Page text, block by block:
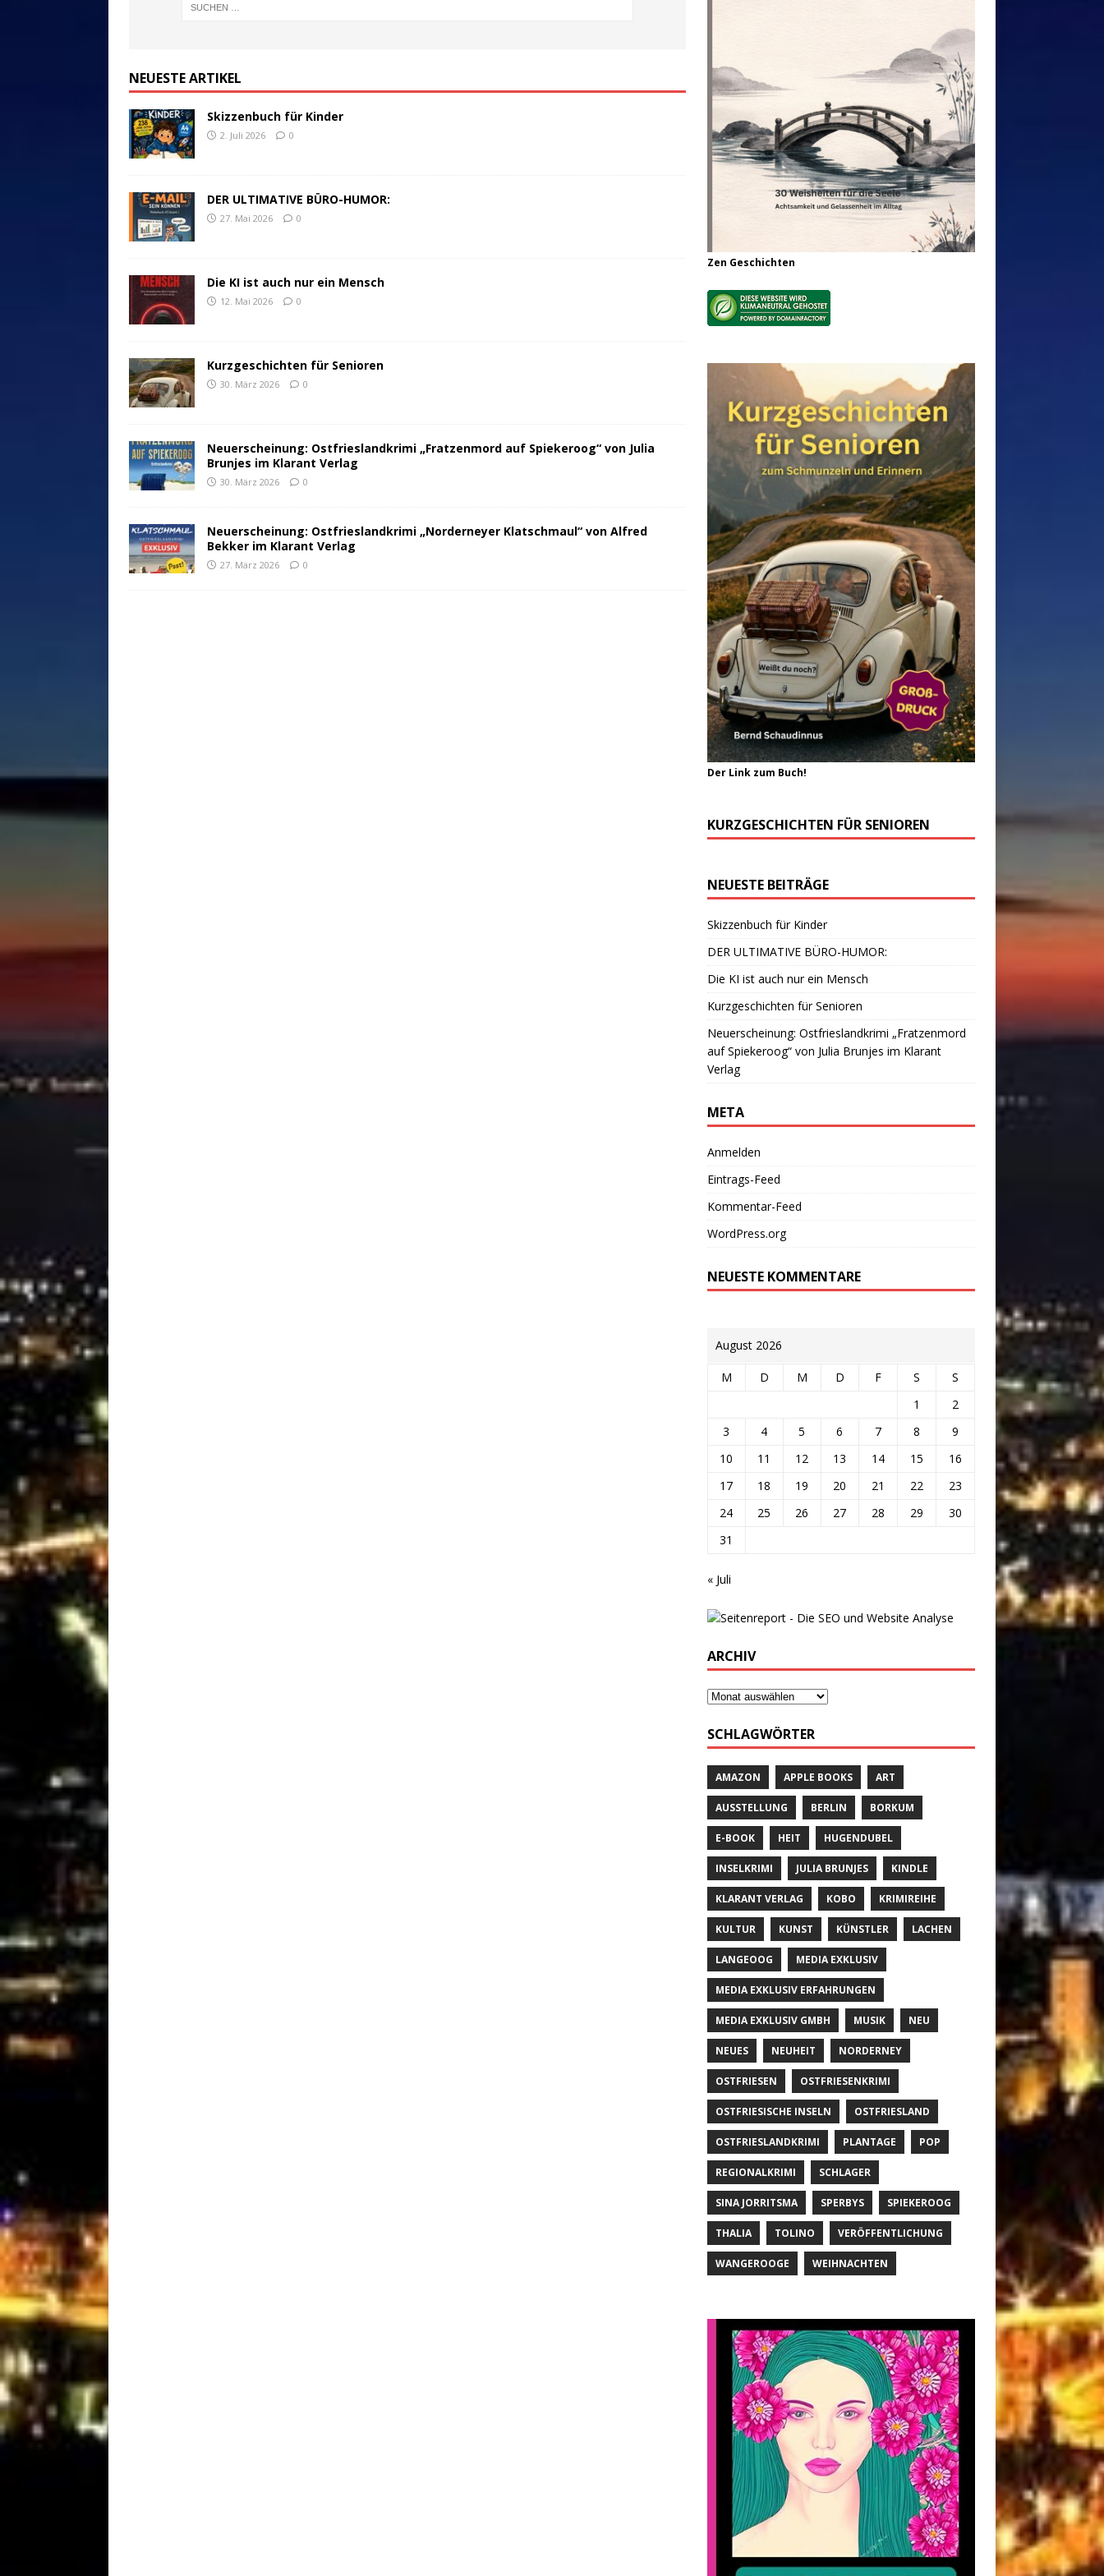
NEUESTE ARTIKEL
Skizzenbuch für Kinder
2. Juli 2026 0
DER ULTIMATIVE BÜRO-HUMOR:
27. Mai 2026 0
Die KI ist auch nur ein Mensch
12. Mai 2026 0
Kurzgeschichten für Senioren
30. März 2026 0
Neuerscheinung: Ostfrieslandkrimi „Fratzenmord auf Spiekeroog“ von Julia
Brunjes im Klarant Verlag
30. März 2026 0
Neuerscheinung: Ostfrieslandkrimi „Norderneyer Klatschmaul“ von Alfred
Bekker im Klarant Verlag
27. März 2026 0
Zen Geschichten
Der Link zum Buch!
KURZGESCHICHTEN FÜR SENIOREN
NEUESTE BEITRÄGE
Skizzenbuch für Kinder
DER ULTIMATIVE BÜRO-HUMOR:
Die KI ist auch nur ein Mensch
Kurzgeschichten für Senioren
Neuerscheinung: Ostfrieslandkrimi „Fratzenmord
auf Spiekeroog“ von Julia Brunjes im Klarant
Verlag
META
Anmelden
Eintrags-Feed
Kommentar-Feed
WordPress.org
NEUESTE KOMMENTARE
August 2026
M D M D F S
S
1
2
3
4 5 6 7 8
9
10
11 12 13 14 15
16
17
18 19 20 21 22
23
24
25 26 27 28 29
30
31
« Juli
ARCHIV
SCHLAGWÖRTER
AMAZON APPLE BOOKS ART
AUSSTELLUNG BERLIN BORKUM
E-BOOK HEIT HUGENDUBEL
INSELKRIMI JULIA BRUNJES KINDLE
KLARANT VERLAG KOBO KRIMIREIHE
KULTUR KUNST KÜNSTLER LACHEN
LANGEOOG MEDIA EXKLUSIV
MEDIA EXKLUSIV ERFAHRUNGEN
MEDIA EXKLUSIV GMBH MUSIK NEU
NEUES NEUHEIT NORDERNEY
OSTFRIESEN OSTFRIESENKRIMI
OSTFRIESISCHE INSELN OSTFRIESLAND
OSTFRIESLANDKRIMI PLANTAGE POP
REGIONALKRIMI SCHLAGER
SINA JORRITSMA SPERBYS SPIEKEROOG
THALIA TOLINO VERÖFFENTLICHUNG
WANGEROOGE WEIHNACHTEN